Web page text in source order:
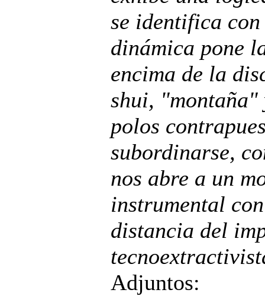
se identifica
dinámica pone
encima de la
shui, "montaña"
polos
subordinarse,
nos abre a un
instrumental
distancia del
Adjuntos: